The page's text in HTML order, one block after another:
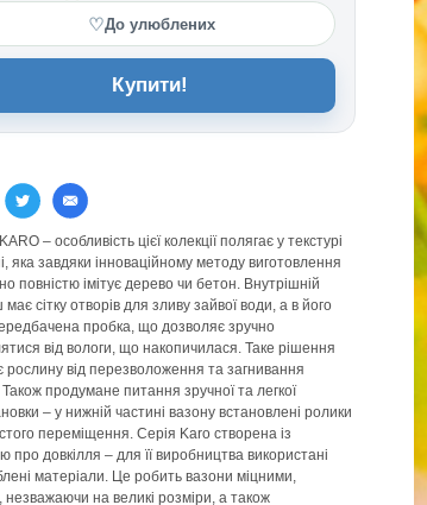
♡До улюблених
Купити!
– особливість цієї колекції полягає у текстурі
яка завдяки інноваційному методу виготовлення
повністю імітує дерево чи бетон. Внутрішній
сітку отворів для зливу зайвої води, а в його
пробка, що дозволяє зручно
від вологи, що накопичилася. Таке рішення
рослину від перезволоження та загнивання
Також продумане питання зручної та легкої
– у нижній частині вазону встановлені ролики
переміщення. Серія Karo створена із
про довкілля – для її виробництва використані
матеріали. Це робить вазони міцними,
незважаючи на великі розміри, а також